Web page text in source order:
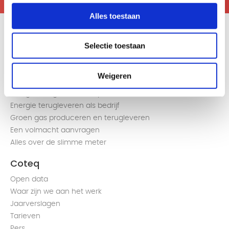
Alles toestaan
Selectie toestaan
Weigeren
Energie terugleveren als bedrijf
Groen gas produceren en terugleveren
Een volmacht aanvragen
Alles over de slimme meter
Coteq
Open data
Waar zijn we aan het werk
Jaarverslagen
Tarieven